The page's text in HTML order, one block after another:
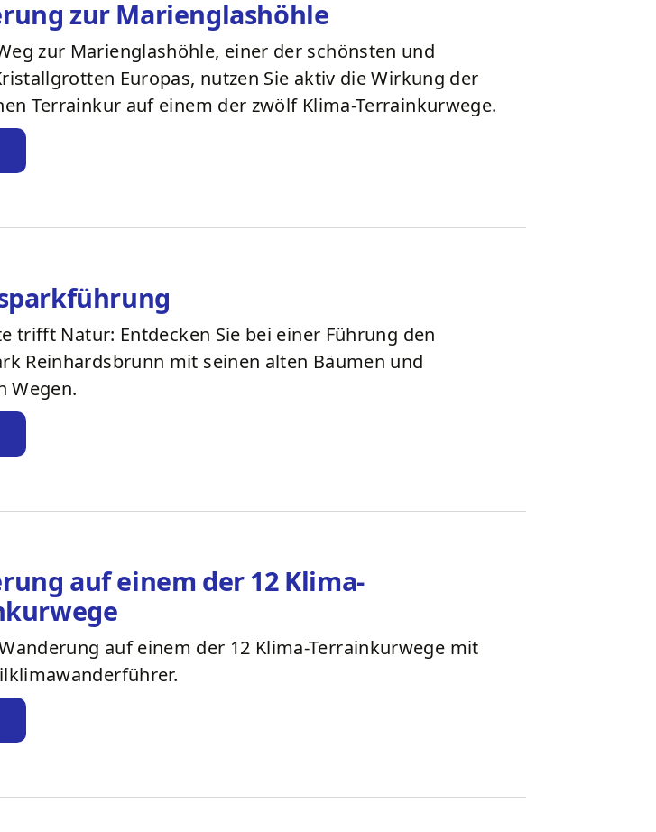
zur Marienglashöhle
zur Marienglashöhle, einer der schönsten und
Europas, nutzen Sie aktiv die Wirkung der
Terrainkur auf einem der zwölf Klima-Terrainkurwege.
trifft Natur: Entdecken Sie bei einer Führung den
Reinhardsbrunn mit seinen alten Bäumen und
Wegen.
auf einem der 12 Klima-
auf einem der 12 Klima-Terrainkurwege mit